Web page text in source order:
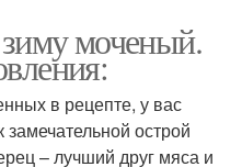
моченый.
в рецепте, у вас
острой
– лучший друг мяса и